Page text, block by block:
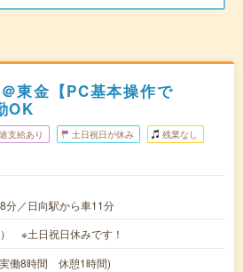
東金【PC基本操作で
OK
支給あり 土日祝日が休み 残業なし
分／日向駅から車11分
※土日祝日休みです！
働8時間 休憩1時間)